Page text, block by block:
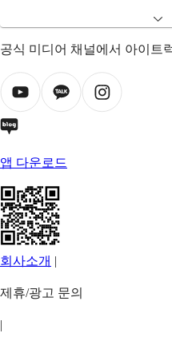
공식 미디어 채널에서 아이트
앱 다운로드
회사소개 |
제휴/광고 문의
|